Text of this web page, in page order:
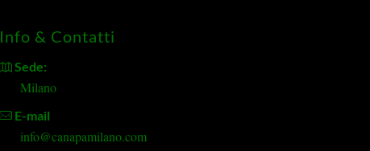
Info & Contatti
Sede:
Milano
E-mail
info@canapamilano.com